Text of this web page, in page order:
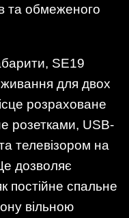
та обмеженого
SE19
для двох
розраховане
розетками, USB-
телевізором на
дозволяє
постійне спальне
вільною